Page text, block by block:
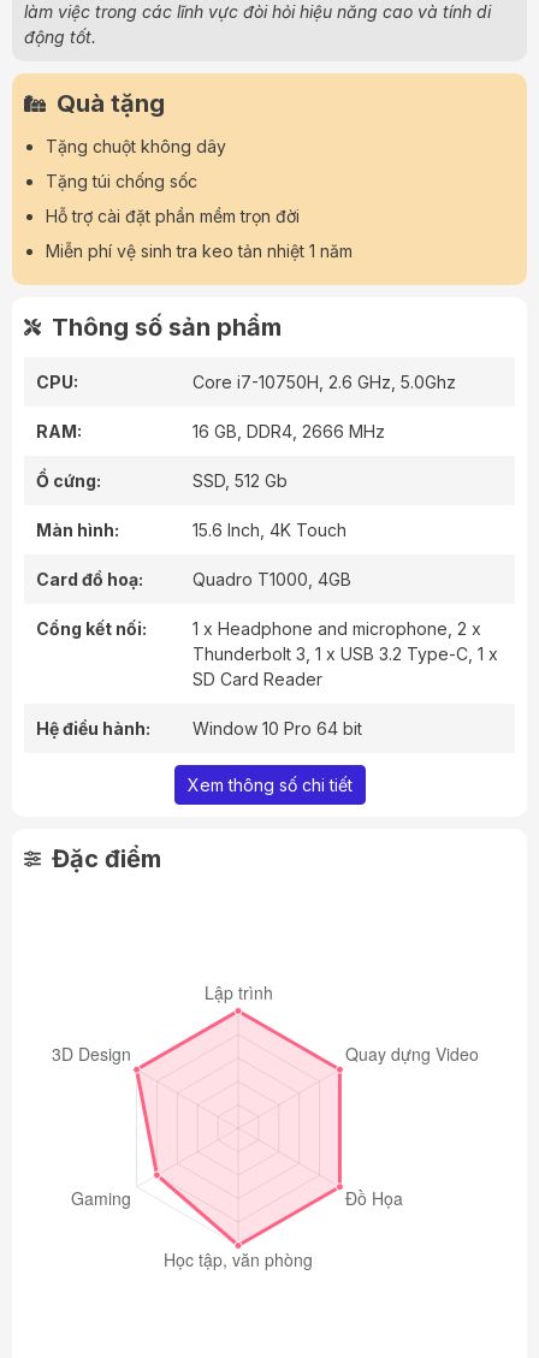
làm việc trong các lĩnh vực đòi hỏi hiệu năng cao và tính di
động tốt.
Quà tặng
Tặng chuột không dây
Tặng túi chống sốc
Hỗ trợ cài đặt phần mềm trọn đời
Miễn phí vệ sinh tra keo tản nhiệt 1 năm
Thông số sản phẩm
CPU: Core i7-10750H, 2.6 GHz, 5.0Ghz
RAM: 16 GB, DDR4, 2666 MHz
Ổ cứng: SSD, 512 Gb
Màn hình: 15.6 Inch, 4K Touch
Card đồ hoạ: Quadro T1000, 4GB
Cổng kết nối:
1 x Headphone and microphone, 2 x
Thunderbolt 3, 1 x USB 3.2 Type-C, 1 x
SD Card Reader
Hệ điều hành: Window 10 Pro 64 bit
Xem thông số chi tiết
Đặc điểm